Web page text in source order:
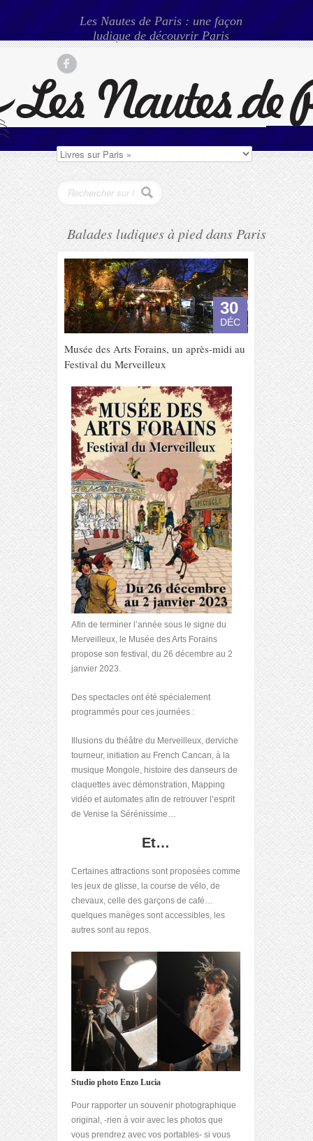
Les Nautes de Paris : une façon
ludique de découvrir Paris
Balades ludiques à pied dans Paris
30
DÉC
Musée des Arts Forains, un après-midi au
Festival du Merveilleux
Afin de terminer l’année sous le signe du
Merveilleux, le Musée des Arts Forains
propose son festival, du 26 décembre au 2
janvier 2023.
Des spectacles ont été spécialement
programmés pour ces journées :
Illusions du théâtre du Merveilleux, derviche
tourneur, initiation au French Cancan, à la
musique Mongole, histoire des danseurs de
claquettes avec démonstration, Mapping
vidéo et automates afin de retrouver l’esprit
de Venise la Sérénissime…
Et…
Certaines attractions sont proposées comme
les jeux de glisse, la course de vélo, de
chevaux, celle des garçons de café…
quelques manèges sont accessibles, les
autres sont au repos.
Studio photo Enzo Lucia
Pour rapporter un souvenir photographique
original, -rien à voir avec les photos que
vous prendrez avec vos portables- si vous